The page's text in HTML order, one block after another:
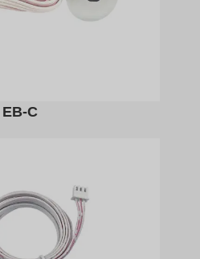
EB-C